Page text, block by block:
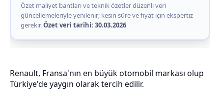
Özet maliyet bantları ve teknik özetler düzenli veri
güncellemeleriyle yenilenir; kesin süre ve fiyat için ekspertiz
gerekir.Özet veri tarihi: 30.03.2026
Renault, Fransa'nın en büyük otomobil markası olup
Türkiye'de yaygın olarak tercih edilir.